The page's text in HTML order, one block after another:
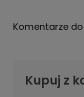
Komentarze
Kupuj z